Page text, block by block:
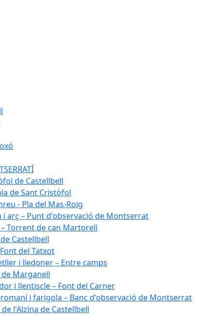
de Castellbell
de Sant Cristòfol
- Pla del Mas-Roig
i arç – Punt d'observació de Montserrat
Torrent de can Martorell
Castellbell
del Tatxot
i lledoner – Entre camps
de Marganell
i llentiscle – Font del Carner
romaní i farigola – Banc d'observació de Montserrat
l'Alzina de Castellbell